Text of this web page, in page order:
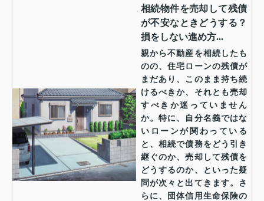
相続物件を売却して残債
が不安なときどうする？
損をしない進め方...
親から不動産を相続したも
のの、住宅ローンの残債が
まだあり、このまま持ち続
けるべきか、それとも売却
すべきか迷っていません
か。特に、自分名義ではな
いローンが関わっている
と、相続で債務をどう引き
継ぐのか、売却して残債を
どうするのか、といった疑
問が次々と出てきます。さ
らに、団体信用生命保険の